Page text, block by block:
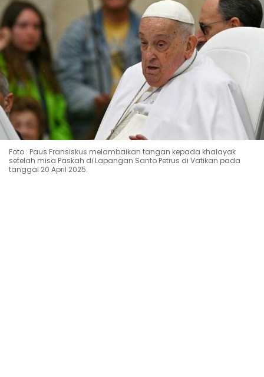
Foto : Paus Fransiskus melambaikan tangan kepada khalayak
setelah misa Paskah di Lapangan Santo Petrus di Vatikan pada
tanggal 20 April 2025.